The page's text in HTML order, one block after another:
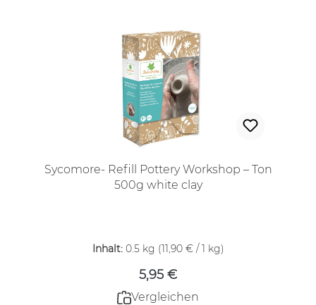
Sycomore- Refill Pottery Workshop – Ton
500g white clay
Inhalt: 0.5 kg (11,90 € / 1 kg)
5,95 €
Vergleichen